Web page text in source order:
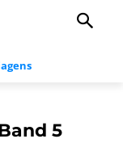
5